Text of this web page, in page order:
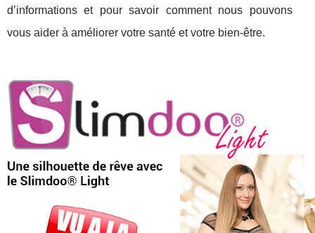
d’informations et pour savoir comment nous pouvons
vous aider à améliorer votre santé et votre bien-être.